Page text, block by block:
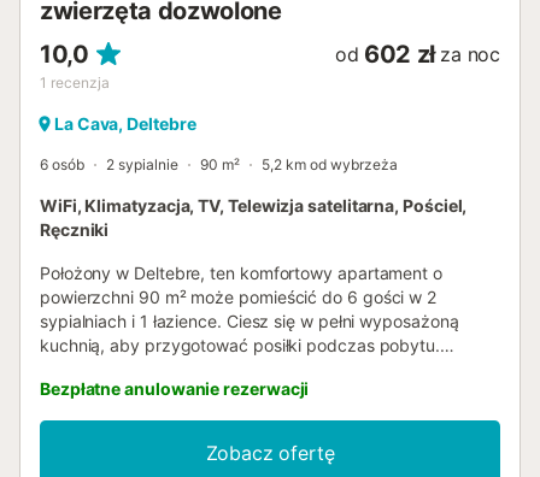
zwierzęta dozwolone
10,0
1 recenzja
od 602 zł za noc
La Cava, Deltebre
6 osób 2 sypialnie 90 m² 5,2 km od wybrzeża
WiFi, Klimatyzacja, TV, Telewizja satelitarna, Pościel,
Ręczniki
Położony w Deltebre, ten komfortowy apartament o
powierzchni 90 m² może pomieścić do 6 gości w 2
sypialniach i 1 łazience. Ciesz się w pełni wyposażoną
kuchnią, aby przygotować posiłki podczas pobytu.
wideokonferencji, wideo na żądanie, telewizor,
klimatyzację, wentylator i pralkę dla Twojej wygody.
Można parkować na ulicy. Zwierzę domowe jest
dozwolone. Wydarzenia nie są dozwolone na terenie
Bezpłatne anulowanie rezerwacji
Zobacz ofertę